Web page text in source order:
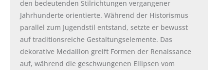
den bedeutenden Stilrichtungen vergangener
Jahrhunderte orientierte. Während der Historismus
parallel zum Jugendstil entstand, setzte er bewusst
auf traditionsreiche Gestaltungselemente. Das
dekorative Medaillon greift Formen der Renaissance
auf, während die geschwungenen Ellipsen vom